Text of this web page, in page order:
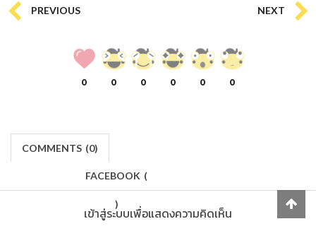
PREVIOUS NEXT
0 0 0 0 0 0
COMMENTS (0)
FACEBOOK (
)
เข้าสู่ระบบเพื่อแสดงความคิดเห็น